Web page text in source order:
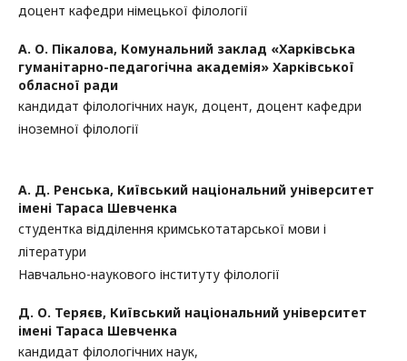
доцент кафедри німецької філології
А. О. Пікалова, Комунальний заклад «Харківська
гуманітарно-педагогічна академія» Харківської
обласної ради
кандидат філологічних наук, доцент, доцент кафедри
іноземної філології
А. Д. Ренська, Київський національний університет
імені Тараса Шевченка
студентка відділення кримськотатарської мови і
літератури
Навчально-наукового інституту філології
Д. О. Теряєв, Київський національний університет
імені Тараса Шевченка
кандидат філологічних наук,